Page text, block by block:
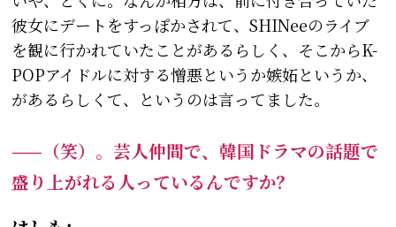
彼女にデートをすっぽかされて、SHINeeのライブ
を観に行かれていたことがあるらしく、そこからK-
POPアイドルに対する憎悪というか嫉妬というか、
があるらしくて、というのは言ってました。
——（笑）。芸人仲間で、韓国ドラマの話題で
盛り上がれる人っているんですか？